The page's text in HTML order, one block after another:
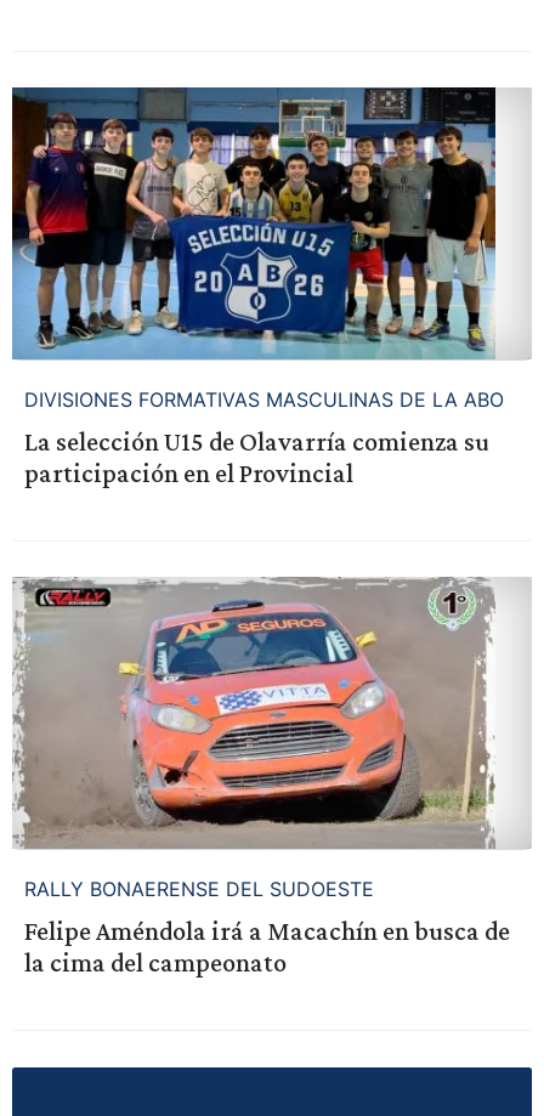
DIVISIONES FORMATIVAS MASCULINAS DE LA ABO
La selección U15 de Olavarría comienza su
participación en el Provincial
RALLY BONAERENSE DEL SUDOESTE
Felipe Améndola irá a Macachín en busca de
la cima del campeonato